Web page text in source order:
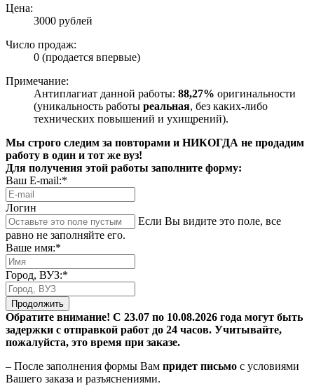
Цена:
3000 рублей
Число продаж:
0 (продается впервые)
Примечание:
Антиплагиат данной работы: 88,27% оригинальности
(уникальность работы реальная, без каких-либо
технических повышений и ухищрений).
Мы строго следим за повторами и НИКОГДА не продадим
работу в один и тот же вуз!
Для получения этой работы заполните форму:
Ваш E-mail:*
Логин
Если Вы видите это поле, все
равно не заполняйте его.
Ваше имя:*
Город, ВУЗ:*
Продолжить
Обратите внимание! С 23.07 по 10.08.2026 года могут быть
задержки с отправкой работ до 24 часов. Учитывайте,
пожалуйста, это время при заказе.
– После заполнения формы Вам придет письмо с условиями
Вашего заказа и разъяснениями.